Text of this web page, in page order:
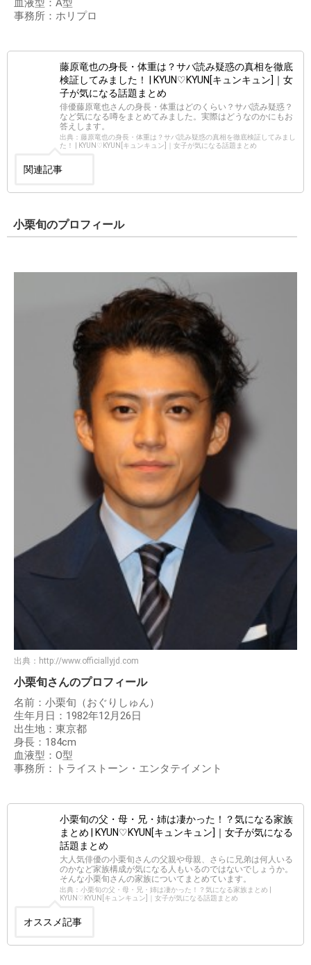
血液型：A型
事務所：ホリプロ
藤原竜也の身長・体重は？サバ読み疑惑の真相を徹底
検証してみました！ | KYUN♡KYUN[キュンキュン]｜女
子が気になる話題まとめ
俳優藤原竜也さんの身長・体重はどのくらい？サバ読み疑惑？
など気になる噂をまとめてみました。実際はどうなのかにもお
答えします。
出典：藤原竜也の身長・体重は？サバ読み疑惑の真相を徹底検証してみまし
た！ | KYUN♡KYUN[キュンキュン]｜女子が気になる話題まとめ
関連記事
小栗旬のプロフィール
出典： http://www.officiallyjd.com
小栗旬さんのプロフィール
名前：小栗旬（おぐりしゅん）
生年月日：1982年12月26日
出生地：東京都
身長：184cm
血液型：O型
事務所：トライストーン・エンタテイメント
小栗旬の父・母・兄・姉は凄かった！？気になる家族
まとめ | KYUN♡KYUN[キュンキュン]｜女子が気になる
話題まとめ
大人気俳優の小栗旬さんの父親や母親、さらに兄弟は何人いる
のかなど家族構成が気になる人もいるのではないでしょうか。
そんな小栗旬さんの家族についてまとめています。
出典：小栗旬の父・母・兄・姉は凄かった！？気になる家族まとめ |
KYUN♡KYUN[キュンキュン]｜女子が気になる話題まとめ
オススメ記事